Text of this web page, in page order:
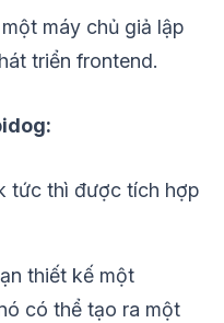
máy chủ giả lập
triển frontend.
tức thì được tích hợp
thiết kế một
có thể tạo ra một